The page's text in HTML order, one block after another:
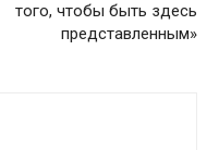
того, чтобы быть здесь
представленным»